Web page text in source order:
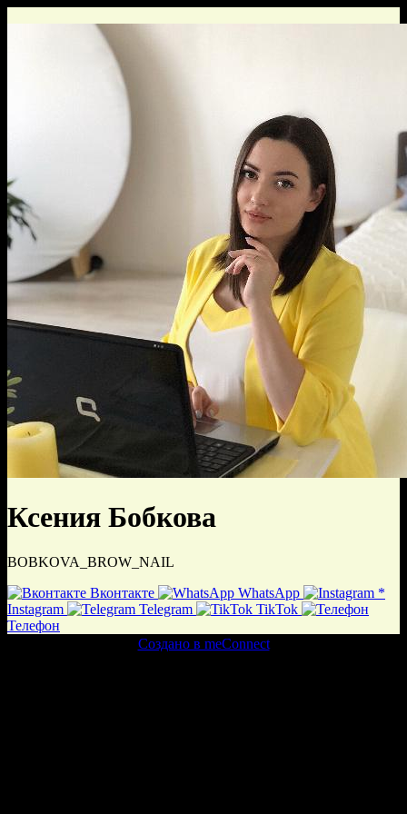
Ксения Бобкова
BOBKOVA_BROW_NAIL
Вконтакте
WhatsApp
*
Instagram
Telegram
TikTok
Телефон
Создано в meConnect